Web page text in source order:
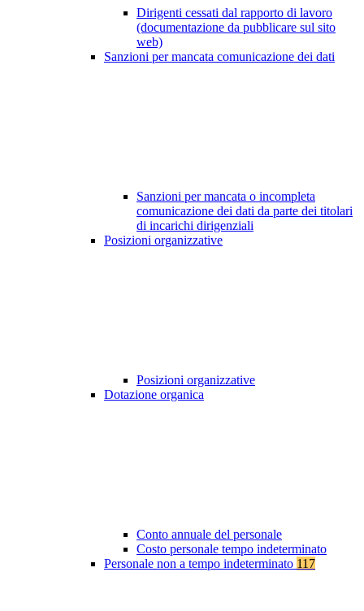
Dirigenti cessati dal rapporto di lavoro
(documentazione da pubblicare sul sito
web)
Sanzioni per mancata comunicazione dei dati
Sanzioni per mancata o incompleta
comunicazione dei dati da parte dei titolari
di incarichi dirigenziali
Posizioni organizzative
Posizioni organizzative
Dotazione organica
Conto annuale del personale
Costo personale tempo indeterminato
Personale non a tempo indeterminato 117